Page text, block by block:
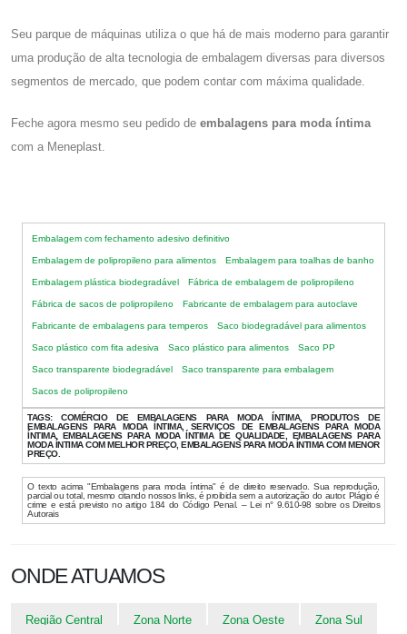
Seu parque de máquinas utiliza o que há de mais moderno para garantir
uma produção de alta tecnologia de embalagem diversas para diversos
segmentos de mercado, que podem contar com máxima qualidade.
Feche agora mesmo seu pedido de embalagens para moda íntima
com a Meneplast.
Embalagem com fechamento adesivo definitivo
Embalagem de polipropileno para alimentos Embalagem para toalhas de banho
Embalagem plástica biodegradável Fábrica de embalagem de polipropileno
Fábrica de sacos de polipropileno Fabricante de embalagem para autoclave
Fabricante de embalagens para temperos Saco biodegradável para alimentos
Saco plástico com fita adesiva Saco plástico para alimentos Saco PP
Saco transparente biodegradável Saco transparente para embalagem
Sacos de polipropileno
TAGS:COMÉRCIO DE EMBALAGENS PARA MODA ÍNTIMA, PRODUTOS DE
EMBALAGENS PARA MODA ÍNTIMA, SERVIÇOS DE EMBALAGENS PARA MODA
ÍNTIMA, EMBALAGENS PARA MODA ÍNTIMA DE QUALIDADE, EMBALAGENS PARA
MODA ÍNTIMA COM MELHOR PREÇO, EMBALAGENS PARA MODA ÍNTIMA COM MENOR
PREÇO.
O texto acima "Embalagens para moda íntima" é de direito reservado. Sua reprodução,
parcial ou total, mesmo citando nossos links, é proibida sem a autorização do autor. Plágio é
crime e está previsto no artigo 184 do Código Penal. – Lei n° 9.610-98 sobre os Direitos
Autorais
ONDE ATUAMOS
Região Central Zona Norte Zona Oeste
Zona Sul